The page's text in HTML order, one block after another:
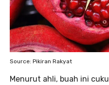
Source: Pikiran Rakyat
Menurut ahli, buah ini